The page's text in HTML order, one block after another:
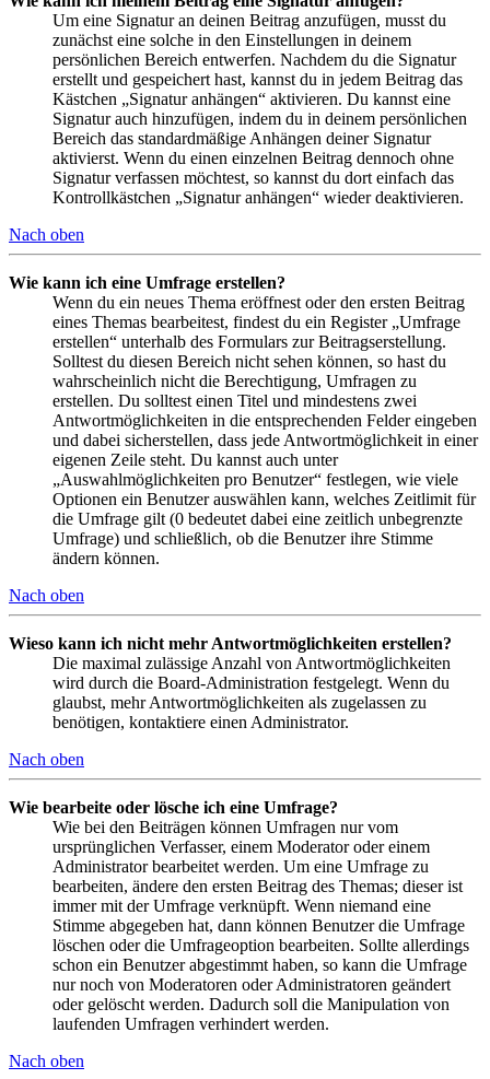
Um eine Signatur an deinen Beitrag anzufügen, musst du
zunächst eine solche in den Einstellungen in deinem
persönlichen Bereich entwerfen. Nachdem du die Signatur
erstellt und gespeichert hast, kannst du in jedem Beitrag das
Kästchen „Signatur anhängen“ aktivieren. Du kannst eine
Signatur auch hinzufügen, indem du in deinem persönlichen
Bereich das standardmäßige Anhängen deiner Signatur
aktivierst. Wenn du einen einzelnen Beitrag dennoch ohne
Signatur verfassen möchtest, so kannst du dort einfach das
Kontrollkästchen „Signatur anhängen“ wieder deaktivieren.
Nach oben
Wie kann ich eine Umfrage erstellen?
Wenn du ein neues Thema eröffnest oder den ersten Beitrag
eines Themas bearbeitest, findest du ein Register „Umfrage
erstellen“ unterhalb des Formulars zur Beitragserstellung.
Solltest du diesen Bereich nicht sehen können, so hast du
wahrscheinlich nicht die Berechtigung, Umfragen zu
erstellen. Du solltest einen Titel und mindestens zwei
Antwortmöglichkeiten in die entsprechenden Felder eingeben
und dabei sicherstellen, dass jede Antwortmöglichkeit in einer
eigenen Zeile steht. Du kannst auch unter
„Auswahlmöglichkeiten pro Benutzer“ festlegen, wie viele
Optionen ein Benutzer auswählen kann, welches Zeitlimit für
die Umfrage gilt (0 bedeutet dabei eine zeitlich unbegrenzte
Umfrage) und schließlich, ob die Benutzer ihre Stimme
ändern können.
Nach oben
Wieso kann ich nicht mehr Antwortmöglichkeiten erstellen?
Die maximal zulässige Anzahl von Antwortmöglichkeiten
wird durch die Board-Administration festgelegt. Wenn du
glaubst, mehr Antwortmöglichkeiten als zugelassen zu
benötigen, kontaktiere einen Administrator.
Nach oben
Wie bearbeite oder lösche ich eine Umfrage?
Wie bei den Beiträgen können Umfragen nur vom
ursprünglichen Verfasser, einem Moderator oder einem
Administrator bearbeitet werden. Um eine Umfrage zu
bearbeiten, ändere den ersten Beitrag des Themas; dieser ist
immer mit der Umfrage verknüpft. Wenn niemand eine
Stimme abgegeben hat, dann können Benutzer die Umfrage
löschen oder die Umfrageoption bearbeiten. Sollte allerdings
schon ein Benutzer abgestimmt haben, so kann die Umfrage
nur noch von Moderatoren oder Administratoren geändert
oder gelöscht werden. Dadurch soll die Manipulation von
laufenden Umfragen verhindert werden.
Nach oben